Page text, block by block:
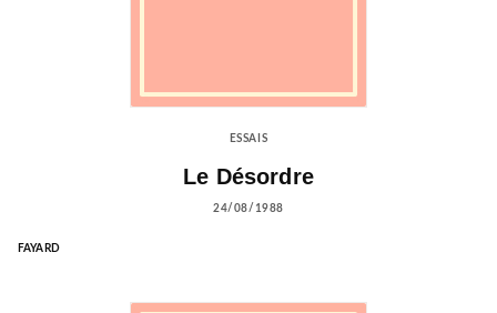
ESSAIS
Le Désordre
24/08/1988
FAYARD